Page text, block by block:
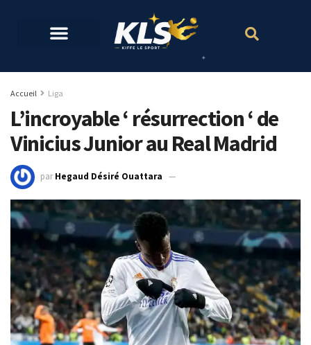
Accueil Liga
L’incroyable ‘ résurrection ‘ de
Vinicius Junior au Real Madrid
par Hegaud Désiré Ouattara